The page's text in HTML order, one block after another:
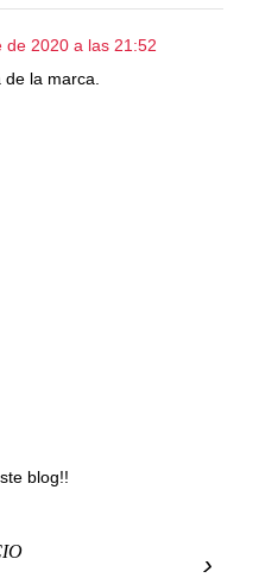
de 2020 a las 21:52
la marca.
blog!!
›